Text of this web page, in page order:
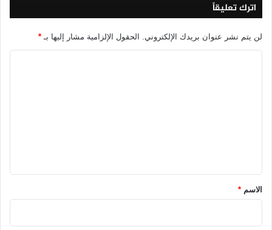
اترك تعليقاً
لن يتم نشر عنوان بريدك الإلكتروني. الحقول الإلزامية مشار إليها بـ *
*الاسم *